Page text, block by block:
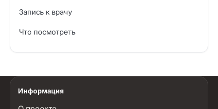
Запись к врачу
Что посмотреть
Информация